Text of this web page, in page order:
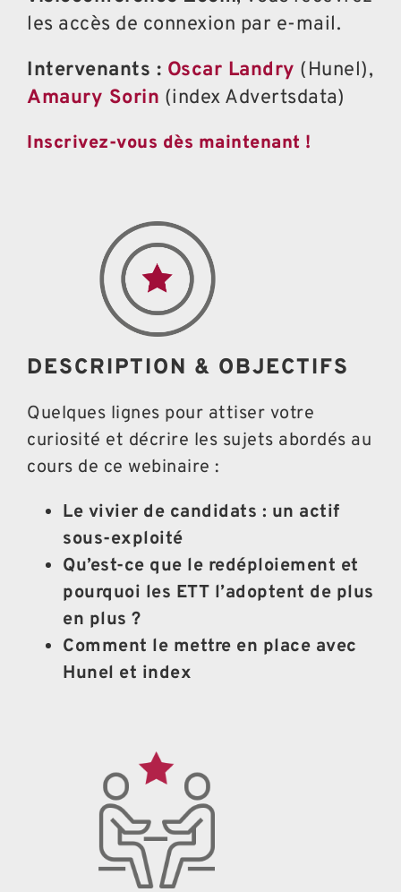
les accès de connexion par e-mail.
Intervenants : Oscar Landry (Hunel),
Amaury Sorin (index Advertsdata)
Inscrivez-vous dès maintenant !
DESCRIPTION & OBJECTIFS
Quelques lignes pour attiser votre
curiosité et décrire les sujets abordés au
cours de ce webinaire :
Le vivier de candidats : un actif
sous-exploité
Qu’est-ce que le redéploiement et
pourquoi les ETT l’adoptent de plus
en plus ?
Comment le mettre en place avec
Hunel et index